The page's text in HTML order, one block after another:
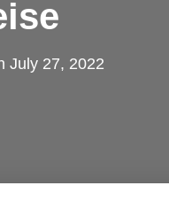
July 27, 2022